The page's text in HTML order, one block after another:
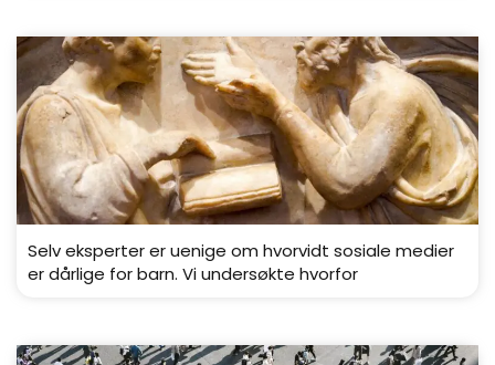
Selv eksperter er uenige om hvorvidt sosiale medier
er dårlige for barn. Vi undersøkte hvorfor